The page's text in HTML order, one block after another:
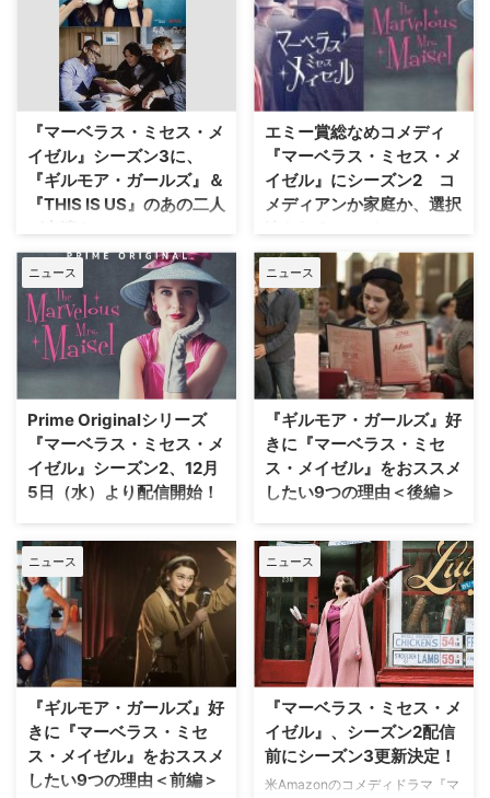
ル』は、1950年代という時代に
専業主婦からスタンダップコメデ
ィアンとして生き …
トなども明らかになったことを
TVlineが伝えている。 4月14日に
解禁！ Amazon Prime Video（ア
マゾンプライムビデオ）で独占配
信中のコメディシリーズ『マーベ
ー賞にも輝いた人気シリーズがシ
ーズン5を持って幕を下ろす。フ
ァイナルシーズンは全9話構成
で、第1話から第3話は4月14日に
のエピソードは毎週1話ずつ配信
され、5月26日に最終回を迎える
予 …
ル』に主演し、エミー賞コメディ
部門主演女優賞に輝いたレイチェ
ル・ブロズナハン。今や演技派と
なった彼女が再びAmazonとタッ
グを組み、20代の若者の成長を
描く小説「Am I There Yet?」の
ドラマ版を製作することがわかっ
た。米Deadlineが報じ…
『マーベラス・ミセス・メ
イゼル』シーズン3に、
『ギルモア・ガールズ』＆
『THIS IS US』のあの二人
が出演？
第70回エミー賞で最多5部門に輝
いた米Amazonのコメディドラマ
『マーベラス・ミセス・メイゼ
ル』。そのシーズン3に、『ギル
モア・ガールズ』のローレライ役
で知られるローレン・グレアム
と、人気ヒューマンドラマ
『THIS IS US／ディス・イズ・
アス』でランダル役を演じるスタ
ーリング・K・ブラウンが出演す
る可能性があるよ…
エミー賞総なめコメディ
『マーベラス・ミセス・メ
イゼル』にシーズン2 コ
メディアンか家庭か、選択
Amazon Prime Originalの60分番
組『マーベラス・ミセス・メイゼ
ル』は、お金持ちの奥様が突如芸
の道を志す話題のコメディ・ドラ
マ。笑いだけでなく温もりと勇気
を届けてくれるストーリーが人気
だ。シーズン1はゴールデン・グ
ローブ賞を受賞したほか、エミー
賞のコメディ部門をほぼ総なめ
に。このたび公開されたシーズ
ン…
ニュース
Prime Originalシリーズ
『マーベラス・ミセス・メ
イゼル』シーズン2、12月
5日（水）より配信開始！
母ローレライと娘ローリーの絆を
描いた『ギルモア・ガールズ』の
クリエイターが手掛けるAmazon
スタジオ制作のPrime Originalシ
リーズ『マーベラス・ミセス・メ
イゼル』。本国では既にシーズン
3への更新が決まっている話題作
のシーズン2の日本語字幕版が12
なる。 【関連記事】『ギルモア…
ニュース
『ギルモア・ガールズ』好
きに『マーベラス・ミセ
ス・メイゼル』をおススメ
したい9つの理由＜後編＞
2000年から7シーズンにわたっ
て放送され、母ローレライと娘ロ
ーリーの絆を描いた『ギルモア・
ガールズ』（以下『ギルモ
ア』）。Netflixで復活版『ギルモ
ア・ガールズ：イヤー・イン・ラ
イフ』も製作されたほど大ヒット
した同作がお気に入りだったファ
品がある。米Popsugarが報じて
いる。 【…
ニュース
『ギルモア・ガールズ』好
きに『マーベラス・ミセ
ス・メイゼル』をおススメ
したい9つの理由＜前編＞
ニュース
『マーベラス・ミセス・メ
イゼル』、シーズン2配信
前にシーズン3更新決定！
米Amazonのコメディドラマ『マ